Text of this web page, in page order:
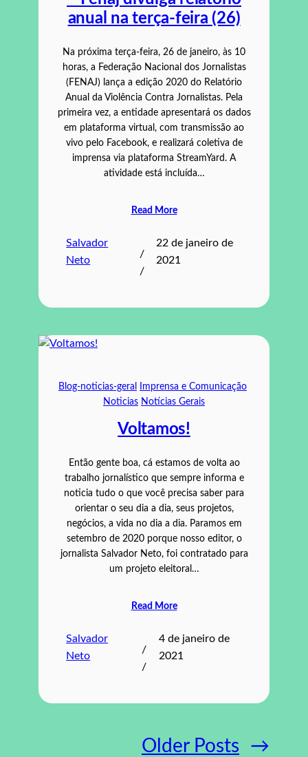
anual na terça-feira (26)
Na próxima terça-feira, 26 de janeiro, às 10
horas, a Federação Nacional dos Jornalistas
(FENAJ) lança a edição 2020 do Relatório
Anual da Violência Contra Jornalistas. Pela
primeira vez, a entidade apresentará os dados
em plataforma virtual, com transmissão ao
vivo pelo Facebook, e realizará coletiva de
imprensa via plataforma StreamYard. A
atividade está incluída…
Read More
Salvador
Neto
/
/
22 de janeiro de
2021
Blog-noticias-geral
Imprensa e Comunicação
Noticias Notícias Gerais
Voltamos!
Então gente boa, cá estamos de volta ao
trabalho jornalístico que sempre informa e
noticia tudo o que você precisa saber para
orientar o seu dia a dia, seus projetos,
negócios, a vida no dia a dia. Paramos em
setembro de 2020 porque nosso editor, o
jornalista Salvador Neto, foi contratado para
um projeto eleitoral…
Read More
Salvador
Neto
/
/
4 de janeiro de
2021
Older Posts →